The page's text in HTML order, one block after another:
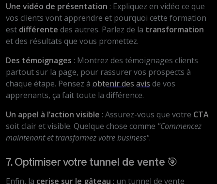
Une vidéo de présentation : Expliquez en vidéo ce que
vos clients vont apprendre et pourquoi cette formation
est différente des autres. Parlez de la transformation
et des résultats que vous promettez.
Des témoignages : Montrez des témoignages clients
partout sur la page, pour rassurer vos prospects à
chaque étape. Pensez à obtenir des avis de vos
apprenants, ça fait toute la différence.
Un appel à l’action visible : Assurez-vous que votre CTA
soit clair et visible. Quelque chose comme "Commencez
maintenant et transformez votre business".
7. Optimiser votre tunnel de vente 🎯
Enfin, la cerise sur le gâteau : un tunnel de vente